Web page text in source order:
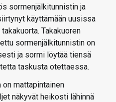
sormenjälkitunnistin ja
käyttämään uusissa
Takakuoren
sormenjälkitunnistin on
ja sormi löytää tiensä
taskusta otettaessa.
mattapintainen
näkyvät heikosti lähinnä